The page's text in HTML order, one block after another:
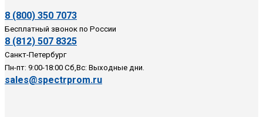
8 (800) 350 7073
Бесплатный звонок по России
8 (812) 507 8325
Санкт-Петербург
Пн-пт: 9:00-18:00 Сб,Вс: Выходные дни.
sales@spectrprom.ru